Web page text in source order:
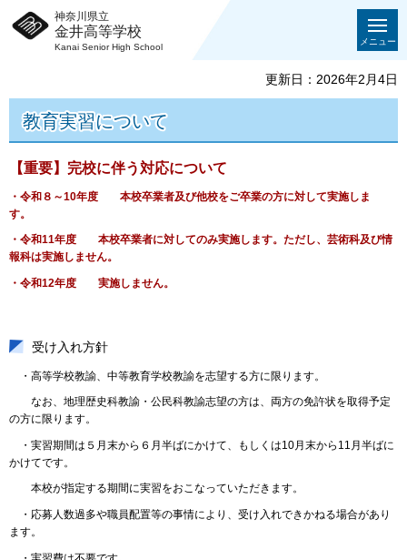
神奈川県立
金井高等学校
Kanai Senior High School
メニュー
更新日：2026年2月4日
教育実習について
【重要】完校に伴う対応について
・令和８～10年度 本校卒業者及び他校をご卒業の方に対して実施しま
す。
・令和11年度 本校卒業者に対してのみ実施します。ただし、芸術科及び情
報科は実施しません。
・令和12年度 実施しません。
受け入れ方針
・高等学校教諭、中等教育学校教諭を志望する方に限ります。
なお、地理歴史科教諭・公民科教諭志望の方は、両方の免許状を取得予定
の方に限ります。
・実習期間は５月末から６月半ばにかけて、もしくは10月末から11月半ばに
かけてです。
本校が指定する期間に実習をおこなっていただきます。
・応募人数過多や職員配置等の事情により、受け入れできかねる場合があり
ます。